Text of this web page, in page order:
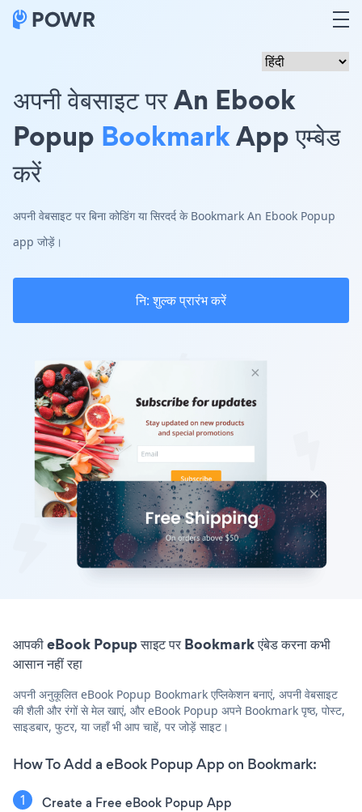
अपनी वेबसाइट पर An Ebook
Popup BookmarkApp एम्बेड
करें
अपनी वेबसाइट पर बिना कोडिंग या सिरदर्द के Bookmark An Ebook Popup
app जोड़ें।
नि: शुल्क प्रारंभ करें
आपकी eBook Popup साइट पर Bookmark एंबेड करना कभी
आसान नहीं रहा
अपनी अनुकूलित eBook Popup Bookmark एप्लिकेशन बनाएं, अपनी वेबसाइट
की शैली और रंगों से मेल खाएं, और eBook Popup अपने Bookmark पृष्ठ, पोस्ट,
साइडबार, फुटर, या जहाँ भी आप चाहें, पर जोड़ें साइट।
How To Add a eBook Popup App on Bookmark:
Create a Free eBook Popup App